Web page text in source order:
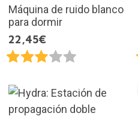
Máquina de ruido blanco
para dormir
22,45€